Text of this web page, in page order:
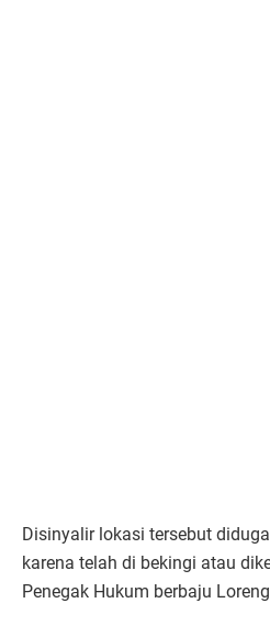
Disinyalir lokasi tersebut
karena telah di bekingi atau
Penegak Hukum berbaju